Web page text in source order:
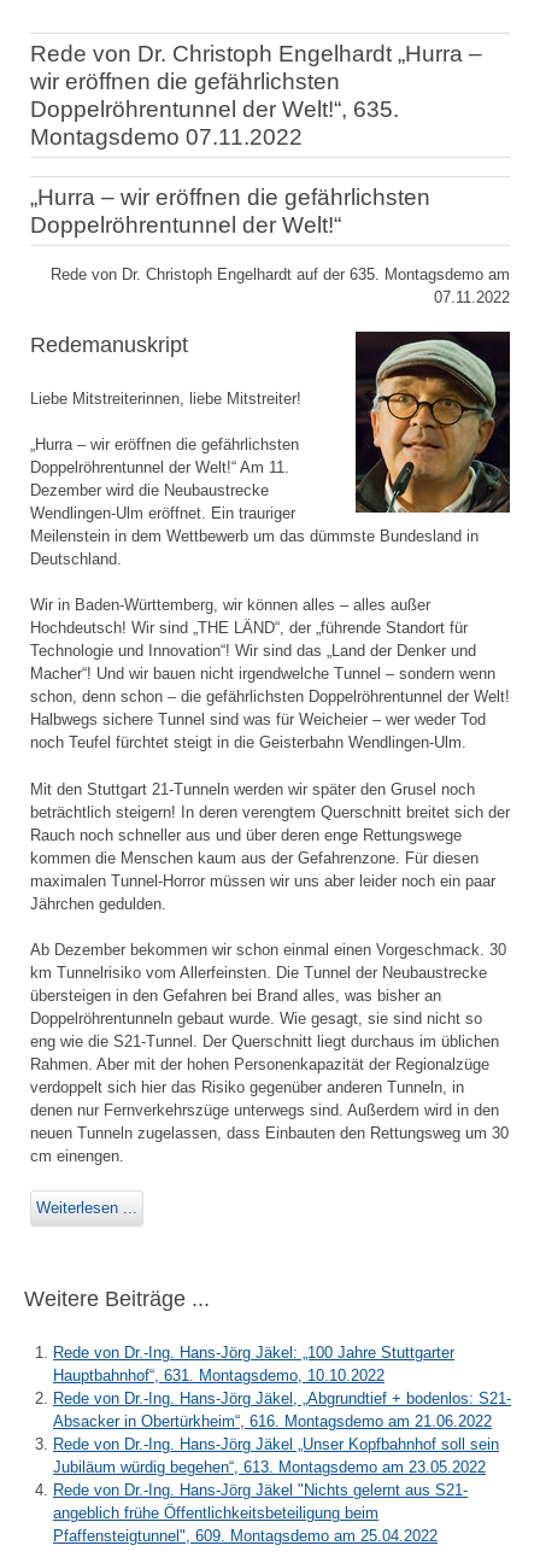
Rede von Dr. Christoph Engelhardt „Hurra –
wir eröffnen die gefährlichsten
Doppelröhrentunnel der Welt!“, 635.
Montagsdemo 07.11.2022
„Hurra – wir eröffnen die gefährlichsten
Doppelröhrentunnel der Welt!“
Rede von Dr. Christoph Engelhardt auf der 635. Montagsdemo am
07.11.2022
Redemanuskript
Liebe Mitstreiterinnen, liebe Mitstreiter!
„Hurra – wir eröffnen die gefährlichsten
Doppelröhrentunnel der Welt!“ Am 11.
Dezember wird die Neubaustrecke
Wendlingen-Ulm eröffnet. Ein trauriger
Meilenstein in dem Wettbewerb um das dümmste Bundesland in
Deutschland.
Wir in Baden-Württemberg, wir können alles – alles außer
Hochdeutsch! Wir sind „THE LÄND“, der „führende Standort für
Technologie und Innovation“! Wir sind das „Land der Denker und
Macher“! Und wir bauen nicht irgendwelche Tunnel – sondern wenn
schon, denn schon – die gefährlichsten Doppelröhrentunnel der Welt!
Halbwegs sichere Tunnel sind was für Weicheier – wer weder Tod
noch Teufel fürchtet steigt in die Geisterbahn Wendlingen-Ulm.
Mit den Stuttgart 21-Tunneln werden wir später den Grusel noch
beträchtlich steigern! In deren verengtem Querschnitt breitet sich der
Rauch noch schneller aus und über deren enge Rettungswege
kommen die Menschen kaum aus der Gefahrenzone. Für diesen
maximalen Tunnel-Horror müssen wir uns aber leider noch ein paar
Jährchen gedulden.
Ab Dezember bekommen wir schon einmal einen Vorgeschmack. 30
km Tunnelrisiko vom Allerfeinsten. Die Tunnel der Neubaustrecke
übersteigen in den Gefahren bei Brand alles, was bisher an
Doppelröhrentunneln gebaut wurde. Wie gesagt, sie sind nicht so
eng wie die S21-Tunnel. Der Querschnitt liegt durchaus im üblichen
Rahmen. Aber mit der hohen Personenkapazität der Regionalzüge
verdoppelt sich hier das Risiko gegenüber anderen Tunneln, in
denen nur Fernverkehrszüge unterwegs sind. Außerdem wird in den
neuen Tunneln zugelassen, dass Einbauten den Rettungsweg um 30
cm einengen.
Weiterlesen ...
Weitere Beiträge ...
Rede von Dr.-Ing. Hans-Jörg Jäkel: „100 Jahre Stuttgarter
Hauptbahnhof“, 631. Montagsdemo, 10.10.2022
Rede von Dr.-Ing. Hans-Jörg Jäkel, „Abgrundtief + bodenlos: S21-
Absacker in Obertürkheim“, 616. Montagsdemo am 21.06.2022
Rede von Dr.-Ing. Hans-Jörg Jäkel „Unser Kopfbahnhof soll sein
Jubiläum würdig begehen“, 613. Montagsdemo am 23.05.2022
Rede von Dr.-Ing. Hans-Jörg Jäkel "Nichts gelernt aus S21-
angeblich frühe Öffentlichkeitsbeteiligung beim
Pfaffensteigtunnel", 609. Montagsdemo am 25.04.2022